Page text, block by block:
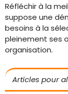
Réfléchir à la
suppose une
besoins à la
pleinement ses
organisation.
Articles pour